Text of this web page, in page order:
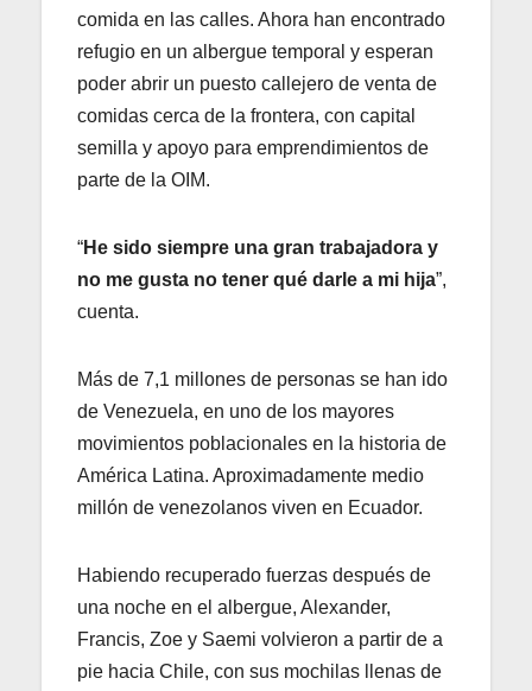
comida en las calles. Ahora han encontrado
refugio en un albergue temporal y esperan
poder abrir un puesto callejero de venta de
comidas cerca de la frontera, con capital
semilla y apoyo para emprendimientos de
parte de la OIM.
“He sido siempre una gran trabajadora y
no me gusta no tener qué darle a mi hija”,
cuenta.
Más de 7,1 millones de personas se han ido
de Venezuela, en uno de los mayores
movimientos poblacionales en la historia de
América Latina. Aproximadamente medio
millón de venezolanos viven en Ecuador.
Habiendo recuperado fuerzas después de
una noche en el albergue, Alexander,
Francis, Zoe y Saemi volvieron a partir de a
pie hacia Chile, con sus mochilas llenas de